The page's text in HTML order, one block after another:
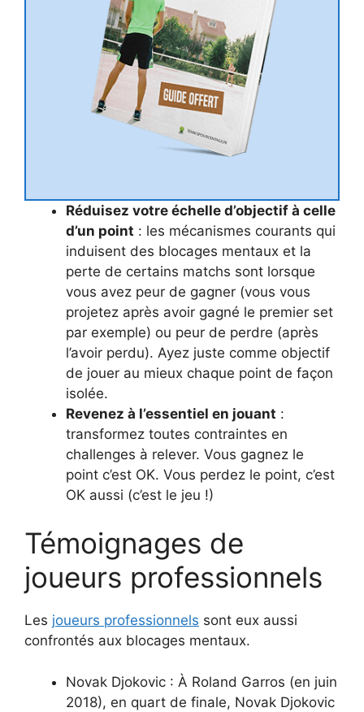
Réduisez votre échelle d’objectif à celle
d’un point : les mécanismes courants qui
induisent des blocages mentaux et la
perte de certains matchs sont lorsque
vous avez peur de gagner (vous vous
projetez après avoir gagné le premier set
par exemple) ou peur de perdre (après
l’avoir perdu). Ayez juste comme objectif
de jouer au mieux chaque point de façon
isolée.
Revenez à l’essentiel en jouant :
transformez toutes contraintes en
challenges à relever. Vous gagnez le
point c’est OK. Vous perdez le point, c’est
OK aussi (c’est le jeu !)
Témoignages de
joueurs professionnels
Les joueurs professionnels sont eux aussi
confrontés aux blocages mentaux.
Novak Djokovic : À Roland Garros (en juin
2018), en quart de finale, Novak Djokovic